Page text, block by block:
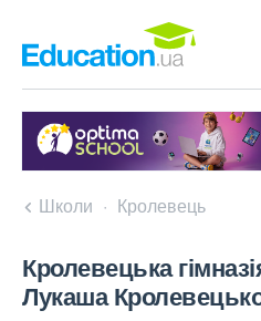
Школи Кролевець
Кролевецька
Лукаша